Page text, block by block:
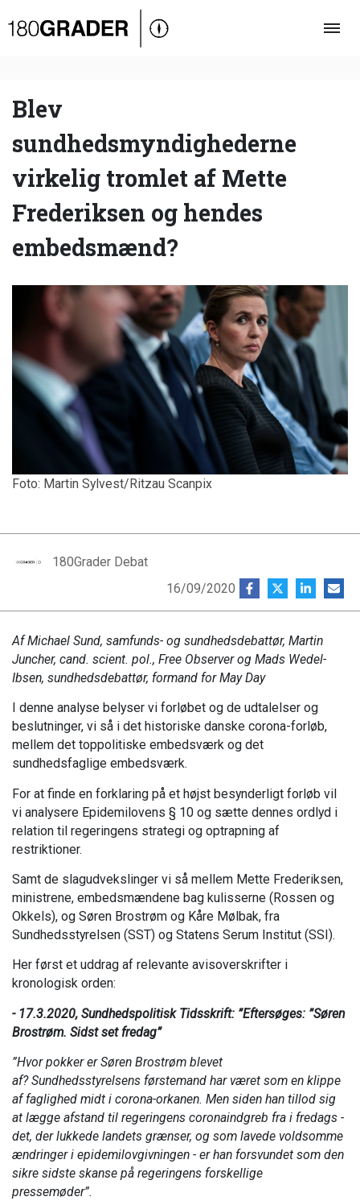
Oversigt
Debat
Video
Podcast
Blev
sundhedsmyndighederne
virkelig tromlet af Mette
Frederiksen og hendes
embedsmænd?
Foto: Martin Sylvest/Ritzau Scanpix
180Grader Debat
16/09/2020
Af Michael Sund, samfunds- og sundhedsdebattør, Martin
Juncher, cand. scient. pol., Free Observer og Mads Wedel-
Ibsen, sundhedsdebattør, formand for May Day
I denne analyse belyser vi forløbet og de udtalelser og
beslutninger, vi så i det historiske danske corona-forløb,
mellem det toppolitiske embedsværk og det
sundhedsfaglige embedsværk.
For at finde en forklaring på et højst besynderligt forløb vil
vi analysere Epidemilovens § 10 og sætte dennes ordlyd i
relation til regeringens strategi og optrapning af
restriktioner.
Samt de slagudvekslinger vi så mellem Mette Frederiksen,
ministrene, embedsmændene bag kulisserne (Rossen og
Okkels), og Søren Brostrøm og Kåre Mølbak, fra
Sundhedsstyrelsen (SST) og Statens Serum Institut (SSI).
Her først et uddrag af relevante avisoverskrifter i
kronologisk orden:
- 17.3.2020, Sundhedspolitisk Tidsskrift: ”Eftersøges: ”Søren
Brostrøm. Sidst set fredag”
”Hvor pokker er Søren Brostrøm blevet
af? Sundhedsstyrelsens førstemand har været som en klippe
af faglighed midt i corona-orkanen. Men siden han tillod sig
at lægge afstand til regeringens coronaindgreb fra i fredags -
det, der lukkede landets grænser, og som lavede voldsomme
ændringer i epidemilovgivningen - er han forsvundet som den
sikre sidste skanse på regeringens forskellige
pressemøder”.